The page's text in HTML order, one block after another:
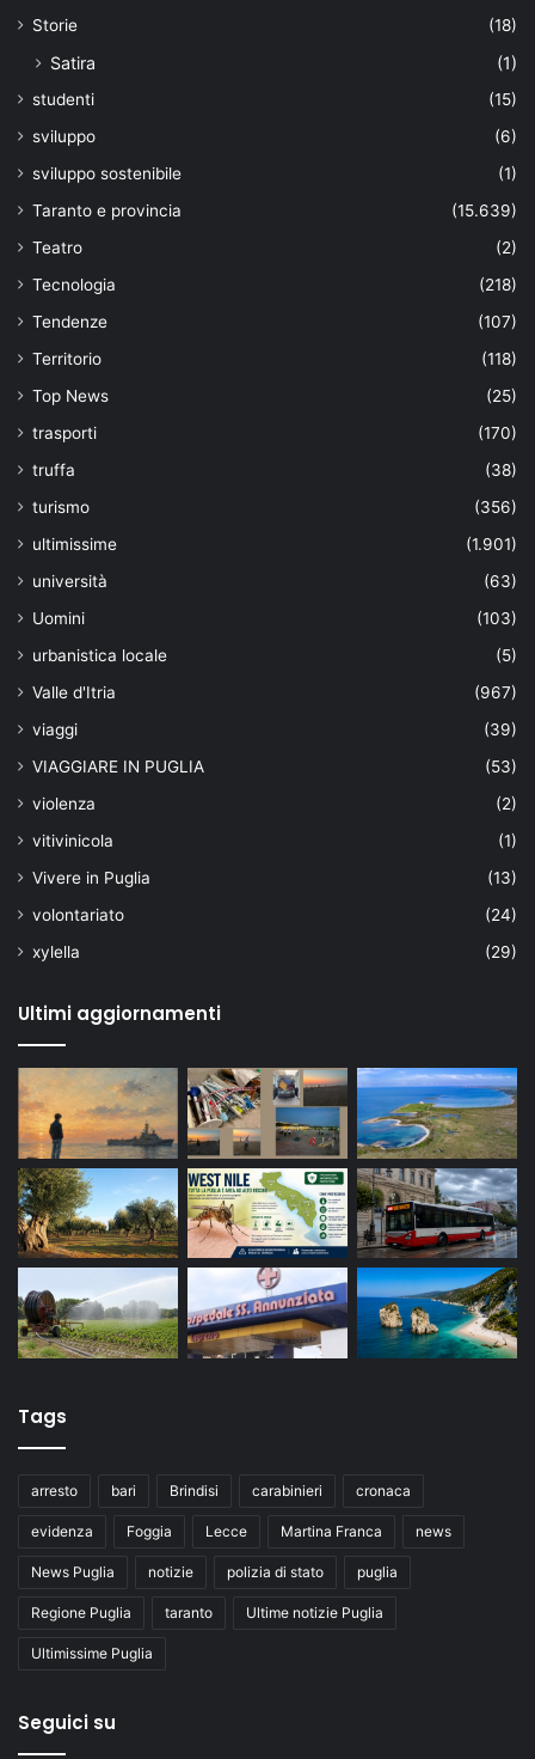
Storie
(18)
Satira (1)
studenti
(15)
sviluppo
(6)
sviluppo sostenibile
(1)
Taranto e provincia
(15.639)
Teatro
(2)
Tecnologia
(218)
Tendenze
(107)
Territorio
(118)
Top News
(25)
trasporti
(170)
truffa
(38)
turismo
(356)
ultimissime
(1.901)
università
(63)
Uomini
(103)
urbanistica locale
(5)
Valle d'Itria
(967)
viaggi
(39)
VIAGGIARE IN PUGLIA
(53)
violenza
(2)
vitivinicola
(1)
Vivere in Puglia
(13)
volontariato
(24)
xylella
(29)
Ultimi aggiornamenti
Tags
arresto bari Brindisi carabinieri cronaca
evidenza Foggia Lecce Martina Franca news
News Puglia notizie polizia di stato puglia
Regione Puglia taranto Ultime notizie Puglia
Ultimissime Puglia
Seguici su